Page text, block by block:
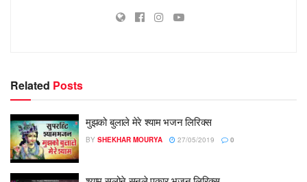
Related Posts
मुझको बुलाले मेरे श्याम भजन लिरिक्स
BY SHEKHAR MOURYA 27/05/2019 0